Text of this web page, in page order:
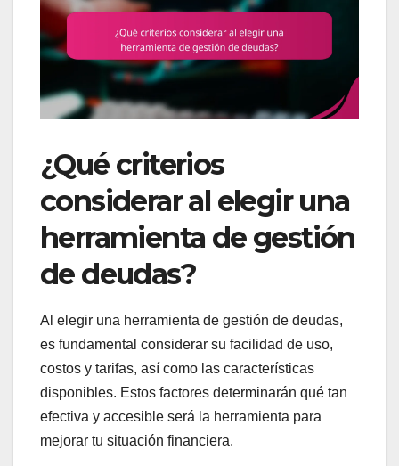
¿Qué criterios
considerar al elegir una
herramienta de gestión
de deudas?
Al elegir una herramienta de gestión de deudas,
es fundamental considerar su facilidad de uso,
costos y tarifas, así como las características
disponibles. Estos factores determinarán qué tan
efectiva y accesible será la herramienta para
mejorar tu situación financiera.